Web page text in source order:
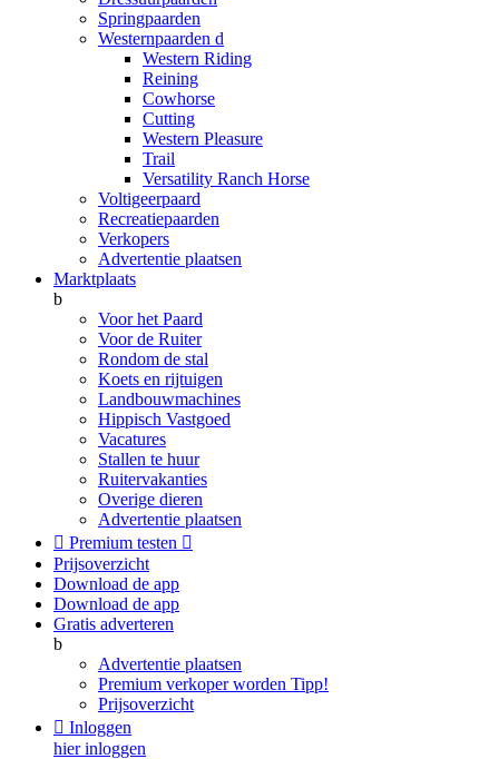
Springpaarden
Westernpaarden d
Western Riding
Reining
Cowhorse
Cutting
Western Pleasure
Trail
Versatility Ranch Horse
Voltigeerpaard
Recreatiepaarden
Verkopers
Advertentie plaatsen
Marktplaats
b
Voor het Paard
Voor de Ruiter
Rondom de stal
Koets en rijtuigen
Landbouwmachines
Hippisch Vastgoed
Vacatures
Stallen te huur
Ruitervakanties
Overige dieren
Advertentie plaatsen
 Premium testen 
Prijsoverzicht
Download de app
Download de app
Gratis adverteren
b
Advertentie plaatsen
Premium verkoper worden Tipp!
Prijsoverzicht
 Inloggen
hier inloggen